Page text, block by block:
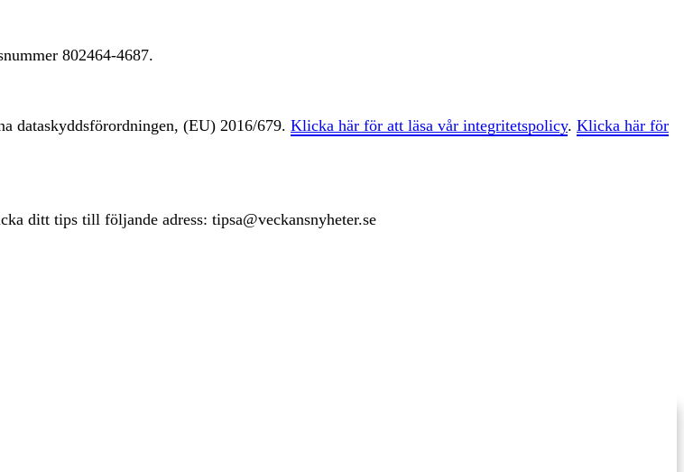
802464-4687.
dataskyddsförordningen, (EU) 2016/679. Klicka här för att läsa vår integritetspolicy. Klicka här för
ditt tips till följande adress: tipsa@veckansnyheter.se